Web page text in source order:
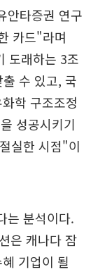
안타증권 연구
카드"라며
도래하는 3조
수 있고, 국
학 구조조정
성공시키기
실한 시점"이
는 분석이다.
은 캐나다 잠
기업이 될